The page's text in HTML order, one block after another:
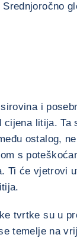
i
cijena litija. Ta
ostalog,
s
Ti će vjetrovi
tvrtke su u
temelje na